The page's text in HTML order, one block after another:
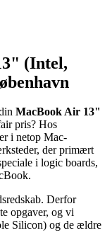
(Intel,
MacBook Air 13"
pris? Hos
i netop Mac-
der primært
i logic boards,
Derfor
opgaver, og vi
Silicon) og de ældre